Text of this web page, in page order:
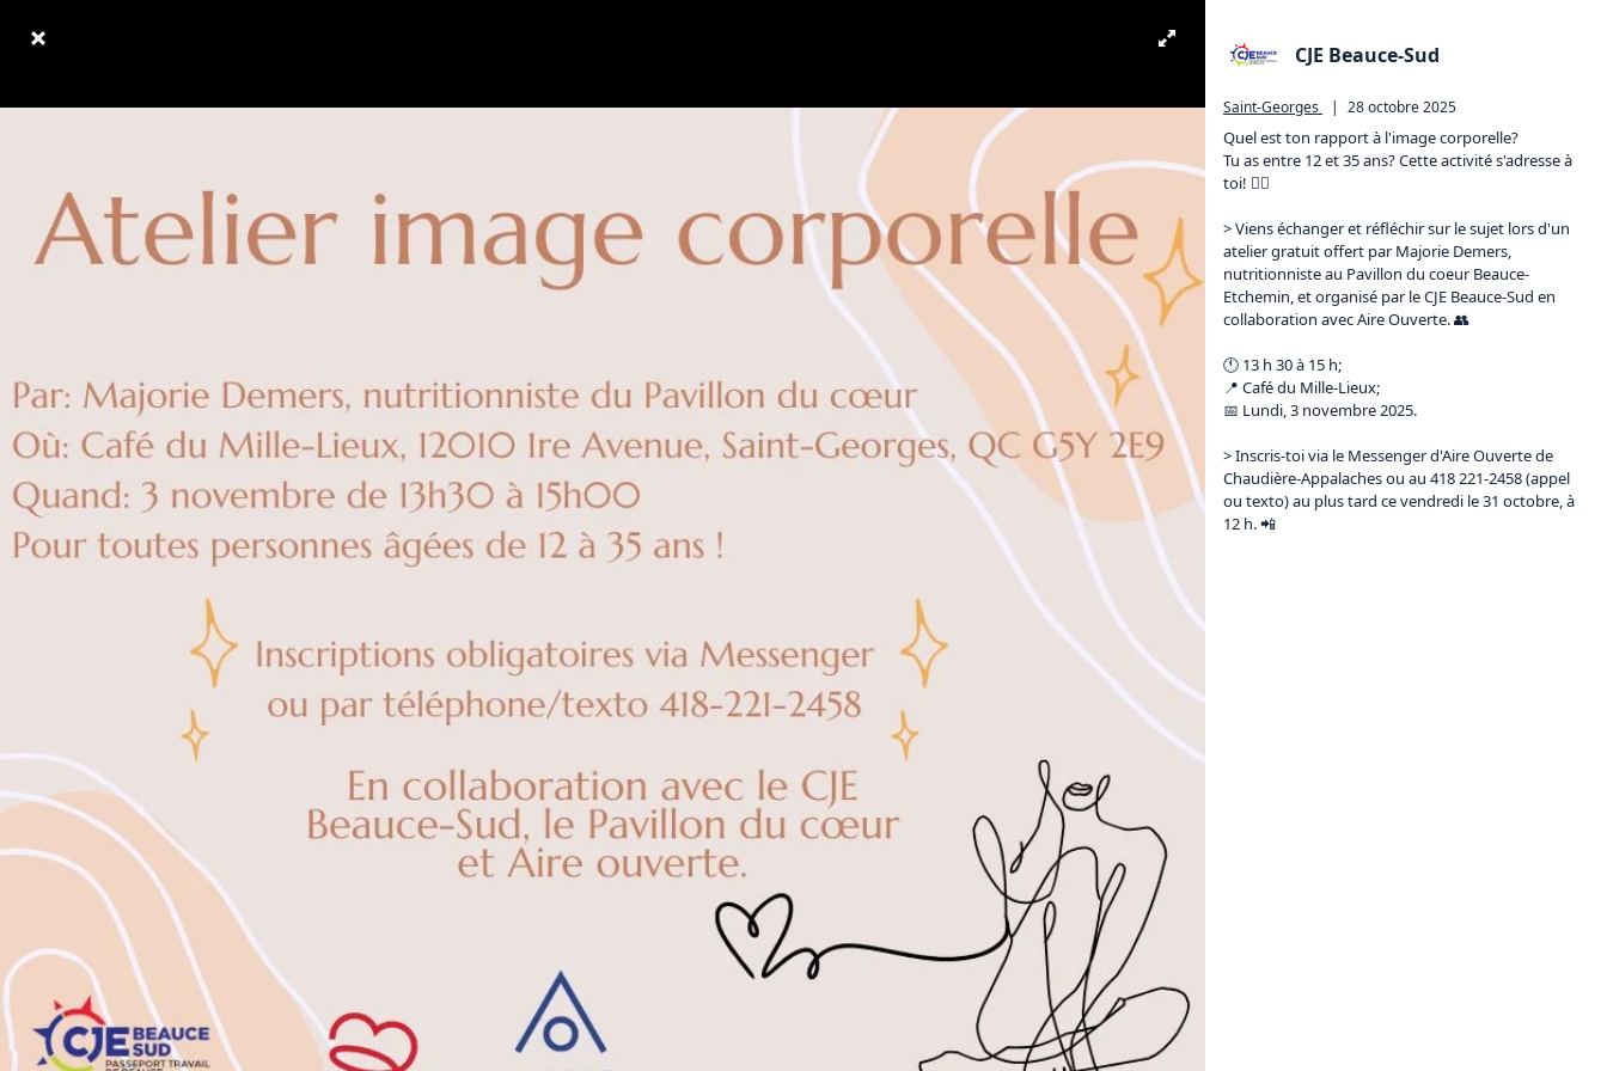
CJE Beauce-Sud
Saint-Georges | 28 octobre 2025
Quel est ton rapport à l'image corporelle?
Tu as entre 12 et 35 ans? Cette activité s'adresse à
toi! 🙋‍♀️
> Viens échanger et réfléchir sur le sujet lors d'un
atelier gratuit offert par Majorie Demers,
nutritionniste au Pavillon du coeur Beauce-
Etchemin, et organisé par le CJE Beauce-Sud en
collaboration avec Aire Ouverte. 👥
🕚 13 h 30 à 15 h;
📍 Café du Mille-Lieux;
📅 Lundi, 3 novembre 2025.
> Inscris-toi via le Messenger d'Aire Ouverte de
Chaudière-Appalaches ou au 418 221-2458 (appel
ou texto) au plus tard ce vendredi le 31 octobre, à
12 h. 📲